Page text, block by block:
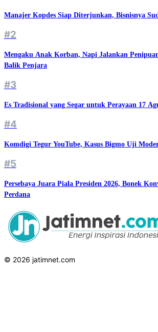
Manajer Kopdes Siap Diterjunkan, Bisnisnya
#2
Mengaku Anak Korban, Napi Jalankan
Balik Penjara
#3
Es Tradisional yang Segar untuk Perayaan 17
#4
Komdigi Tegur YouTube, Kasus Bigmo Uji
#5
Persebaya Juara Piala Presiden 2026, Bonek
Perdana
© 2026 jatimnet.com